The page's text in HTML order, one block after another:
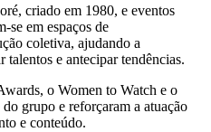
criado em 1980, e eventos
se em espaços de
coletiva, ajudando a
e antecipar tendências.
o Women to Watch e o
grupo e reforçaram a atuação
e conteúdo.